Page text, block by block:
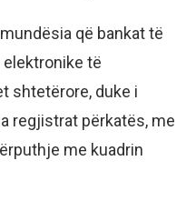
që bankat të
të
shtetërore, duke i
regjistrat përkatës, me
me kuadrin